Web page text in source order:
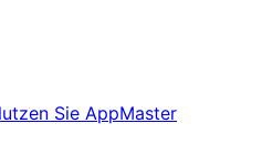
Sie AppMaster